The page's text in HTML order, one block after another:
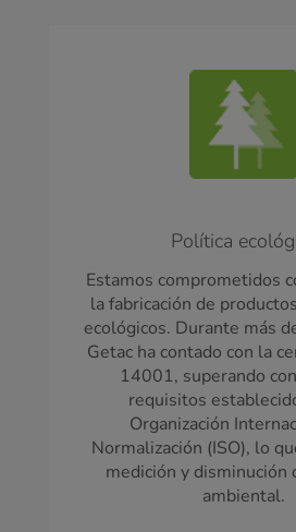
Política
Estamos comprometidos
la fabricación de
ecológicos. Durante más
Getac ha contado con la
14001, superando
requisitos
Organización
Normalización (ISO), lo
medición y disminución
ambiental.